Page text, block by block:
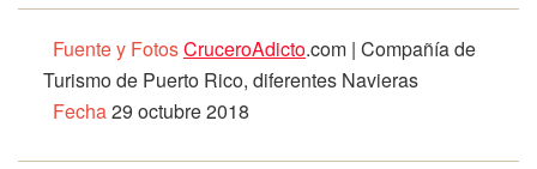
Fuente y FotosCruceroAdicto.com | Compañía de
Turismo de Puerto Rico, diferentes Navieras
Fecha29 octubre 2018